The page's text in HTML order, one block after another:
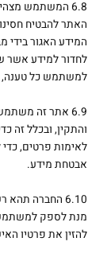
6.8 המשתמש
האתר להבטיח
המידע האגור בידי
לחדור למידע אשר
למשתמש כל טענה,
והתקין, ובכלל זה
לאימות פרטים,
אבטחת מידע.
מנת לספק
להזין את פרטיו